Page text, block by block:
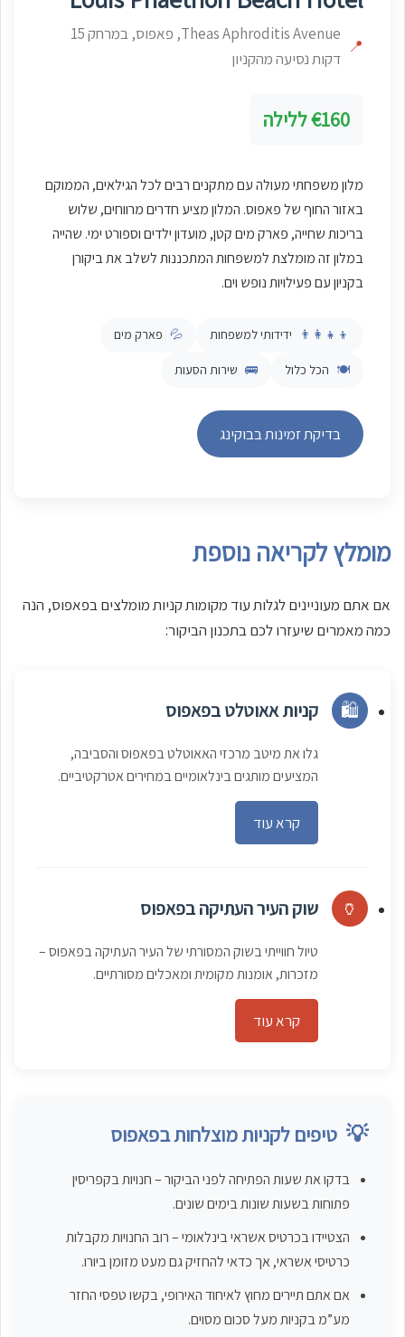
📍
Theas Aphroditis Avenue, פאפוס, במרחק 15
דקות נסיעה מהקניון
€160 ללילה
מלון משפחתי מעולה עם מתקנים רבים לכל הגילאים, הממוקם
באזור החוף של פאפוס. המלון מציע חדרים מרווחים, שלוש
בריכות שחייה, פארק מים קטן, מועדון ילדים וספורט ימי. שהייה
במלון זה מומלצת למשפחות המתכננות לשלב את ביקורן
בקניון עם פעילויות נופש וים.
👨‍👩‍👧‍👦 ידידותי למשפחות 💦 פארק מים
🍽️ הכל כלול 🚌 שירות הסעות
בדיקת זמינות בבוקינג
מומלץ לקריאה נוספת
אם אתם מעוניינים לגלות עוד מקומות קניות מומלצים בפאפוס, הנה
כמה מאמרים שיעזרו לכם בתכנון הביקור:
🛍️ קניות אאוטלט בפאפוס
גלו את מיטב מרכזי האאוטלט בפאפוס והסביבה,
המציעים מותגים בינלאומיים במחירים אטרקטיביים.
קרא עוד
🏺 שוק העיר העתיקה בפאפוס
טיול חווייתי בשוק המסורתי של העיר העתיקה בפאפוס –
מזכרות, אומנות מקומית ומאכלים מסורתיים.
קרא עוד
💡 טיפים לקניות מוצלחות בפאפוס
בדקו את שעות הפתיחה לפני הביקור – חנויות בקפריסין
פתוחות בשעות שונות בימים שונים.
הצטיידו בכרטיס אשראי בינלאומי – רוב החנויות מקבלות
כרטיסי אשראי, אך כדאי להחזיק גם מעט מזומן ביורו.
אם אתם תיירים מחוץ לאיחוד האירופי, בקשו טפסי החזר
מע”מ בקניות מעל סכום מסוים.